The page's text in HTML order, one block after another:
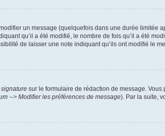
un message (quelquefois dans une durée limitée
qu’il a été modifié, le nombre de fois qu’il a été
de laisser une note indiquant qu’ils ont modifié le
sur le formulaire de rédaction de message.
--> Modifier les préférences de message). Par la suite,